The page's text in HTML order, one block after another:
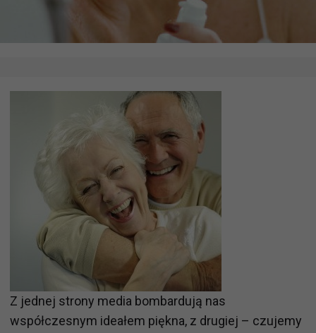
Z jednej strony media bombardują nas
współczesnym ideałem piękna, z drugiej – czujemy